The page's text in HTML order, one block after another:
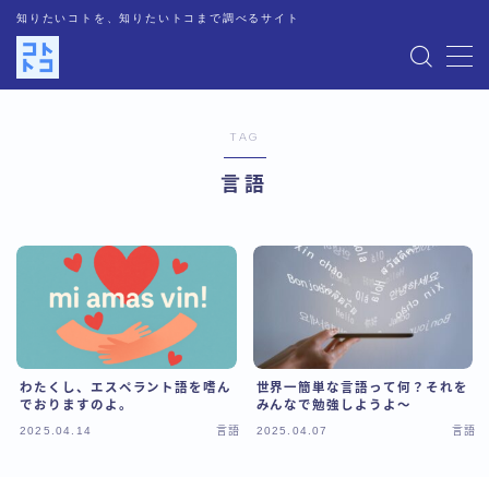
知りたいコトを、知りたいトコまで調べるサイト
MENU
お問い合わせ
プライバシーポリシー
人気記事
TAG
言語
わたくし、エスペラント語を嗜ん
でおりますのよ。
2025.04.14 言語
世界一簡単な言語って何？それを
みんなで勉強しようよ～
2025.04.07 言語